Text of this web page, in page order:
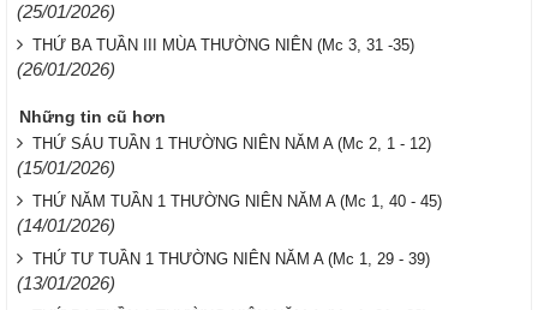
(25/01/2026)
THỨ BA TUẦN III MÙA THƯỜNG NIÊN (Mc 3, 31 -35)
(26/01/2026)
Những tin cũ hơn
THỨ SÁU TUẦN 1 THƯỜNG NIÊN NĂM A (Mc 2, 1 - 12)
(15/01/2026)
THỨ NĂM TUẦN 1 THƯỜNG NIÊN NĂM A (Mc 1, 40 - 45)
(14/01/2026)
THỨ TƯ TUẦN 1 THƯỜNG NIÊN NĂM A (Mc 1, 29 - 39)
(13/01/2026)